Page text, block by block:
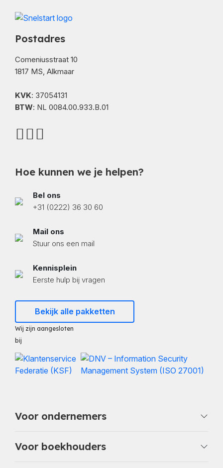
Postadres
Comeniusstraat 10
1817 MS, Alkmaar
KVK: 37054131
BTW: NL 0084.00.933.B.01
Hoe kunnen we je helpen?
Bel ons
+31 (0222) 36 30 60
Mail ons
Stuur ons een mail
Kennisplein
Eerste hulp bij vragen
Bekijk alle pakketten
Wij zijn aangesloten
bij
Voor ondernemers
Voor boekhouders